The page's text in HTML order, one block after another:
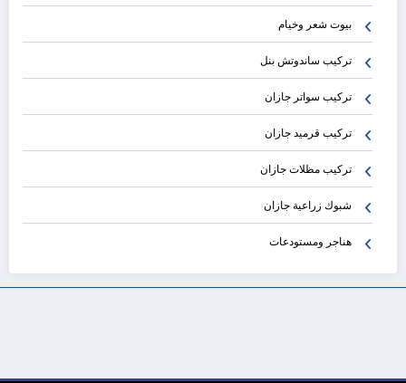
بيوت شعر وخيام
تركيب ساندوتش بنل
تركيب سواتر جازان
تركيب قرميد جازان
تركيب مظلات جازان
شبوك زراعية جازان
هناجر ومستودعات